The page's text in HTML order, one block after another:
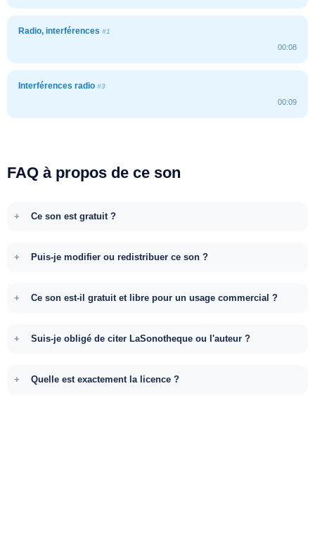
Radio, interférences #1
00:08
Interférences radio #3
00:09
FAQ à propos de ce son
Ce son est gratuit ?
Puis-je modifier ou redistribuer ce son ?
Ce son est-il gratuit et libre pour un usage commercial ?
Suis-je obligé de citer LaSonotheque ou l'auteur ?
Quelle est exactement la licence ?